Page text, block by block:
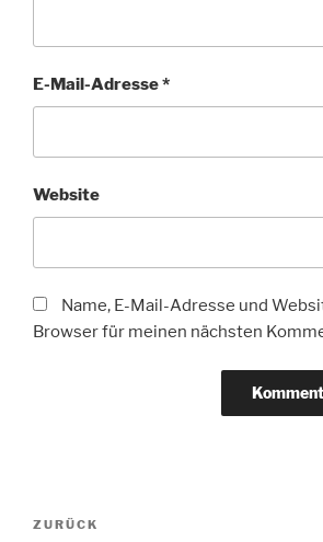
E-Mail-Adresse*
Website
Name, E-Mail-Adresse und
Browser für meinen nächsten
Beitragsnavigation
Vorheriger
ZURÜCK